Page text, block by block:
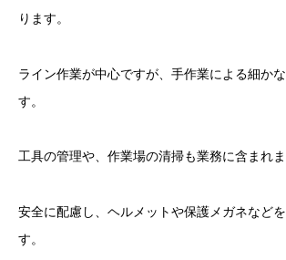
ります。
ライン作業が中心ですが、手作業による細か
す。
工具の管理や、作業場の清掃も業務に含まれま
安全に配慮し、ヘルメットや保護メガネなど
す。